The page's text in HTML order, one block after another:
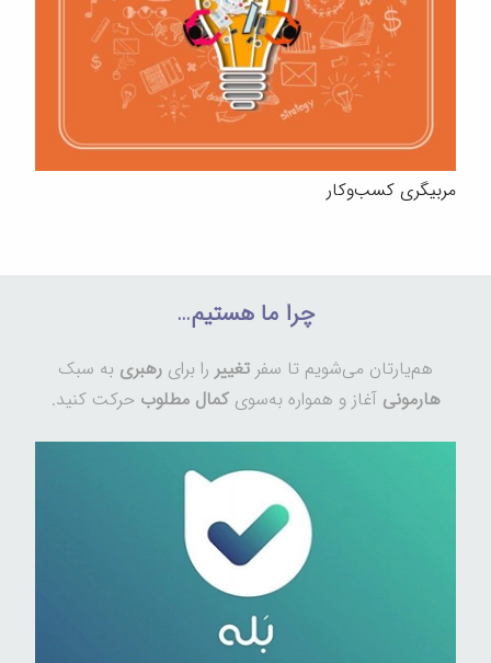
مربیگری کسب‌وکار
چرا ما هستیم…
هم‌یارتان می‌شویم تا سفر تغییر را برای رهبری به سبک
هارمونی آغاز و همواره به‌سوی کمال مطلوب حرکت کنید.